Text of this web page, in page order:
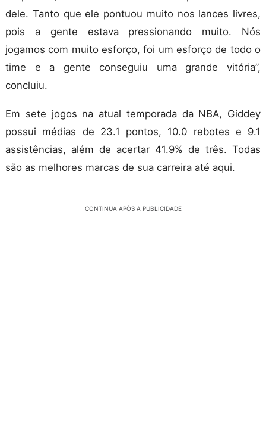
dele. Tanto que ele pontuou muito nos lances livres,
pois a gente estava pressionando muito. Nós
jogamos com muito esforço, foi um esforço de todo o
time e a gente conseguiu uma grande vitória”,
concluiu.
Em sete jogos na atual temporada da NBA, Giddey
possui médias de 23.1 pontos, 10.0 rebotes e 9.1
assistências, além de acertar 41.9% de três. Todas
são as melhores marcas de sua carreira até aqui.
CONTINUA APÓS A PUBLICIDADE